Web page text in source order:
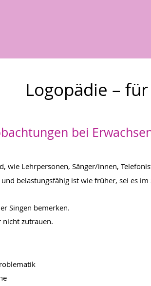
Logopädie –
n bei
wie Lehrpersonen, Sänger/innen,
belastungsfähig ist wie früher, sei es im
Singen bemerken.
nicht zutrauen.​